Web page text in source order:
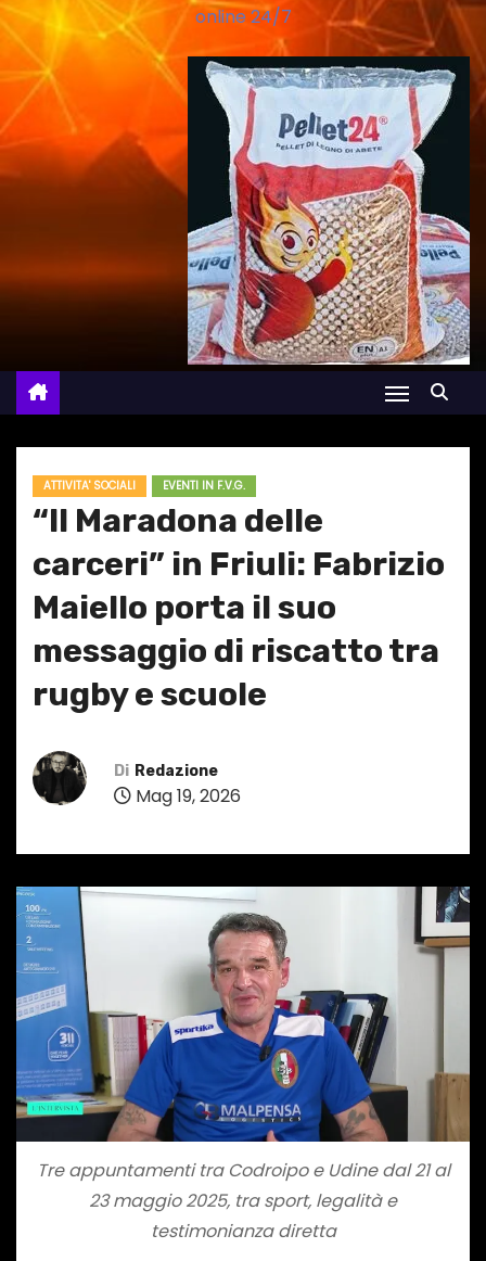
online 24/7
ATTIVITA' SOCIALI EVENTI IN F.V.G.
“Il Maradona delle
carceri” in Friuli: Fabrizio
Maiello porta il suo
messaggio di riscatto tra
rugby e scuole
Di Redazione
Mag 19, 2026
Tre appuntamenti tra Codroipo e Udine dal 21 al
23 maggio 2025, tra sport, legalità e
testimonianza diretta